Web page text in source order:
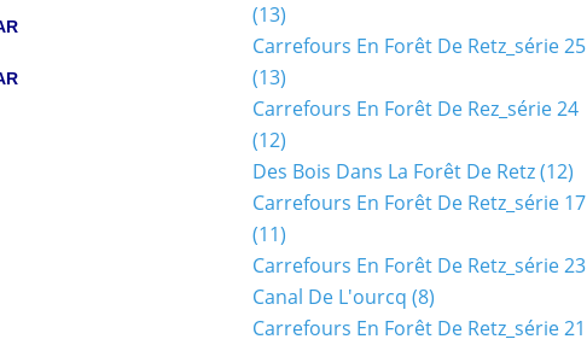
(13)
Carrefours En Forêt De Retz_série 25
(13)
Carrefours En Forêt De Rez_série 24
(12)
Des Bois Dans La Forêt De Retz(12)
Carrefours En Forêt De Retz_série 17
(11)
Carrefours En Forêt De Retz_série 23
Canal De L'ourcq (8)
Carrefours En Forêt De Retz_série 21